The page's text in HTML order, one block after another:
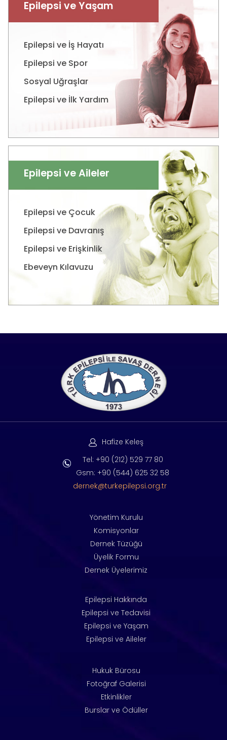
Epilepsi ve Yaşam
Epilepsi ve İş Hayatı
Epilepsi ve Spor
Sosyal Uğraşlar
Epilepsi ve İlk Yardım
Epilepsi ve Aileler
Epilepsi ve Çocuk
Epilepsi ve Davranış
Epilepsi ve Erişkinlik
Ebeveyn Kılavuzu
Hafize Keleş
Tel: +90 (212) 529 77 80
Gsm: +90 (544) 625 32 58
dernek@turkepilepsi.org.tr
Yönetim Kurulu
Komisyonlar
Dernek Tüzüğü
Üyelik Formu
Dernek Üyelerimiz
Epilepsi Hakkında
Epilepsi ve Tedavisi
Epilepsi ve Yaşam
Epilepsi ve Aileler
Hukuk Bürosu
Fotoğraf Galerisi
Etkinlikler
Burslar ve Ödüller